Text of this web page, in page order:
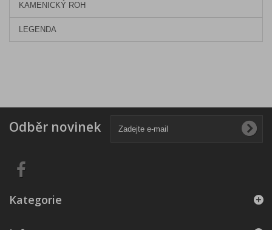
KAMENICKÝ ROH
LEGENDA
Odběr novinek
Kategorie